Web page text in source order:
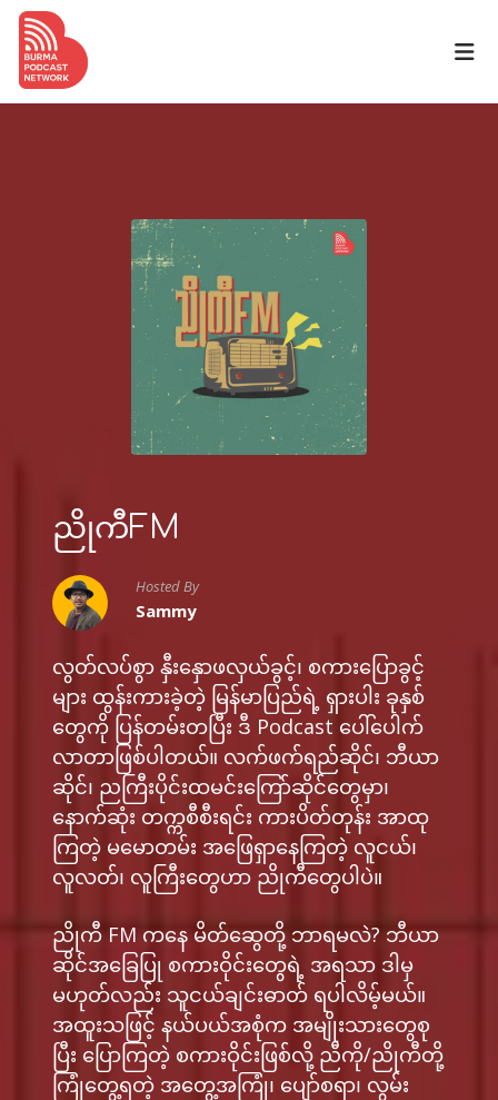
ညိုကီFM
Hosted By
Sammy
လွတ်လပ်စွာ နှီးနှောဖလှယ်ခွင့်၊ ​စကားပြောခွင့်
များ ထွန်းကားခဲ့တဲ့ မြန်မာပြည်ရဲ့ ရှားပါး ခုနှစ်
တွေကို ပြန်တမ်းတပြီး ဒီ Podcast ပေါ်ပေါက်
လာတာဖြစ်ပါတယ်။ လက်ဖက်ရည်ဆိုင်၊​ ဘီယာ
ဆိုင်၊ ​ညကြီးပိုင်းထမင်းကြော်ဆိုင်တွေမှာ၊
နောက်ဆုံး တက္ကစီစီးရင်း ကားပိတ်တုန်း အာထု
ကြတဲ့ မမောတမ်း အဖြေရှာနေကြတဲ့ လူငယ်၊
လူလတ်၊ လူကြီးတွေဟာ ညိုကီတွေပါပဲ။
ညိုကီ FM ကနေ မိတ်ဆွေတို့ ဘာရမလဲ​? ဘီယာ
ဆိုင်အခြေပြု စကားဝိုင်းတွေရဲ့ အရသာ ဒါမှ
မဟုတ်လည်း ​သူငယ်ချင်းဓာတ် ရပါလိမ့်မယ်။
အထူးသဖြင့် နယ်ပယ်အစုံက အမျိုးသားတွေစု
ပြီး ပြောကြတဲ့ စကားဝိုင်းဖြစ်လို့ ညီကို/ညိုကီတို့
ကြုံတွေ့ရတဲ့ အတွေ့အကြုံ၊ ပျော်စရာ၊ ​လွမ်း